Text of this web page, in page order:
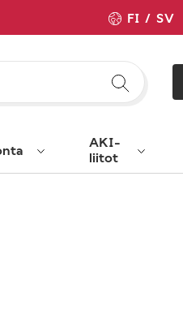
FI SV
AKI-
liitot